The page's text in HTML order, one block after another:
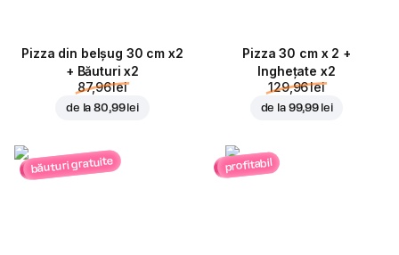
Pizza din belșug 30 cm x2
+ Băuturi x2
87,96 lei
de la80,99 lei
Pizza 30 cm x 2 +
Inghețate x2
129,96 lei
de la 99,99 lei
băuturi gratuite profitabil